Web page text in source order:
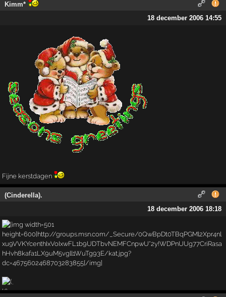
Kimm*
18 december 2006 14:55
Fijne kerstdagen
(Cinderella).
18 december 2006 18:18